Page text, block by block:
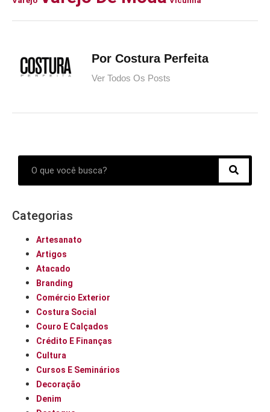
Por Costura Perfeita
Ver Todos Os Posts
Categorias
Artesanato
Artigos
Atacado
Branding
Comércio Exterior
Costura Social
Couro E Calçados
Crédito E Finanças
Cultura
Cursos E Seminários
Decoração
Denim